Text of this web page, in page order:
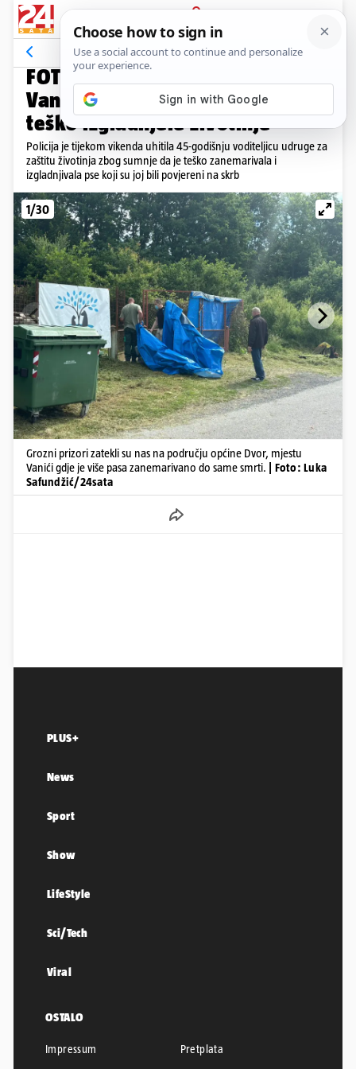
PRIJAVA
Galerija Komentari
SLUŽBE NA TERENU
FOTO Uznemirujući prizori iz
Vanića: Pronađeni leševi pasa i
teško izgladnjele životinje
Policija je tijekom vikenda uhitila 45-godišnju voditeljicu udruge za
zaštitu životinja zbog sumnje da je teško zanemarivala i
izgladnjivala pse koji su joj bili povjereni na skrb
1/30
Grozni prizori zatekli su nas na području općine Dvor, mjestu
Vanići gdje je više pasa zanemarivano do same smrti.
| Foto: Luka
Safundžić/24sata
PLUS+
News
Sport
Show
LifeStyle
Sci/Tech
Viral
OSTALO
Impressum
Pretplata